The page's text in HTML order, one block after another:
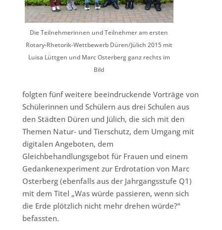
Die Teilnehmerinnen und Teilnehmer am ersten
Rotary-Rhetorik-Wettbewerb Düren/Jülich 2015 mit
Luisa Lüttgen und Marc Osterberg ganz rechts im
Bild
folgten fünf weitere beeindruckende Vorträge von
Schülerinnen und Schülern aus drei Schulen aus
den Städten Düren und Jülich, die sich mit den
Themen Natur- und Tierschutz, dem Umgang mit
digitalen Angeboten, dem
Gleichbehandlungsgebot für Frauen und einem
Gedankenexperiment zur Erdrotation von Marc
Osterberg (ebenfalls aus der Jahrgangsstufe Q1)
mit dem Titel „Was würde passieren, wenn sich
die Erde plötzlich nicht mehr drehen würde?“
befassten.